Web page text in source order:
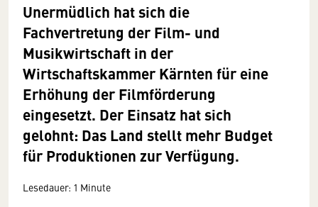
Unermüdlich hat sich die
Fachvertretung der Film- und
Musikwirtschaft in der
Wirtschaftskammer Kärnten für eine
Erhöhung der Filmförderung
eingesetzt. Der Einsatz hat sich
gelohnt: Das Land stellt mehr Budget
für Produktionen zur Verfügung.
Lesedauer: 1 Minute